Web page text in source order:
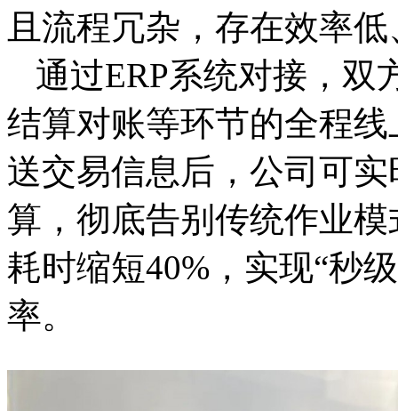
且流程冗杂，存在效率
通过ERP系统对接，双
结算对账等环节的全程
送交易信息后，公司可
算，彻底告别传统作业
耗时缩短40%，实现“秒
率。